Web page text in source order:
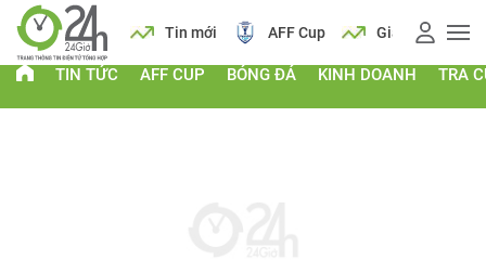
Lịch Tin mới AFF Cup Giá vàng
TIN TỨC AFF CUP BÓNG ĐÁ KINH DOANH TRA